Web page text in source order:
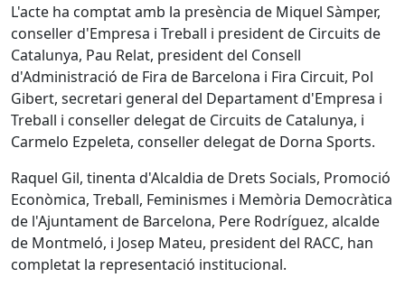
L'acte ha comptat amb la presència de Miquel Sàmper,
conseller d'Empresa i Treball i president de Circuits de
Catalunya, Pau Relat, president del Consell
d'Administració de Fira de Barcelona i Fira Circuit, Pol
Gibert, secretari general del Departament d'Empresa i
Treball i conseller delegat de Circuits de Catalunya, i
Carmelo Ezpeleta, conseller delegat de Dorna Sports.
Raquel Gil, tinenta d'Alcaldia de Drets Socials, Promoció
Econòmica, Treball, Feminismes i Memòria Democràtica
de l'Ajuntament de Barcelona, Pere Rodríguez, alcalde
de Montmeló, i Josep Mateu, president del RACC, han
completat la representació institucional.